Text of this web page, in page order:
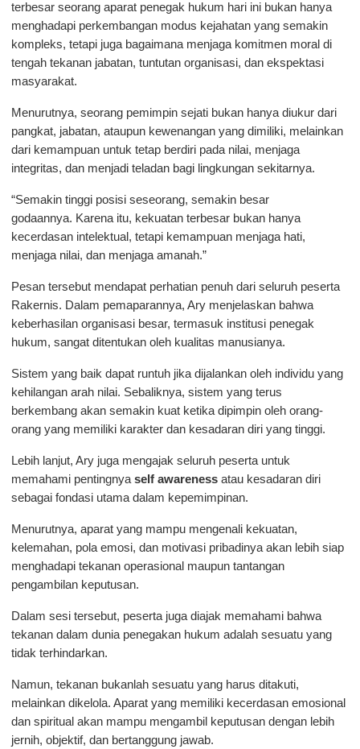
terbesar seorang aparat penegak hukum hari ini bukan hanya
menghadapi perkembangan modus kejahatan yang semakin
kompleks, tetapi juga bagaimana menjaga komitmen moral di
tengah tekanan jabatan, tuntutan organisasi, dan ekspektasi
masyarakat.
Menurutnya, seorang pemimpin sejati bukan hanya diukur dari
pangkat, jabatan, ataupun kewenangan yang dimiliki, melainkan
dari kemampuan untuk tetap berdiri pada nilai, menjaga
integritas, dan menjadi teladan bagi lingkungan sekitarnya.
“Semakin tinggi posisi seseorang, semakin besar
godaannya. Karena itu, kekuatan terbesar bukan hanya
kecerdasan intelektual, tetapi kemampuan menjaga hati,
menjaga nilai, dan menjaga amanah.”
Pesan tersebut mendapat perhatian penuh dari seluruh peserta
Rakernis. Dalam pemaparannya, Ary menjelaskan bahwa
keberhasilan organisasi besar, termasuk institusi penegak
hukum, sangat ditentukan oleh kualitas manusianya.
Sistem yang baik dapat runtuh jika dijalankan oleh individu yang
kehilangan arah nilai. Sebaliknya, sistem yang terus
berkembang akan semakin kuat ketika dipimpin oleh orang-
orang yang memiliki karakter dan kesadaran diri yang tinggi.
Lebih lanjut, Ary juga mengajak seluruh peserta untuk
memahami pentingnya self awareness atau kesadaran diri
sebagai fondasi utama dalam kepemimpinan.
Menurutnya, aparat yang mampu mengenali kekuatan,
kelemahan, pola emosi, dan motivasi pribadinya akan lebih siap
menghadapi tekanan operasional maupun tantangan
pengambilan keputusan.
Dalam sesi tersebut, peserta juga diajak memahami bahwa
tekanan dalam dunia penegakan hukum adalah sesuatu yang
tidak terhindarkan.
Namun, tekanan bukanlah sesuatu yang harus ditakuti,
melainkan dikelola. Aparat yang memiliki kecerdasan emosional
dan spiritual akan mampu mengambil keputusan dengan lebih
jernih, objektif, dan bertanggung jawab.